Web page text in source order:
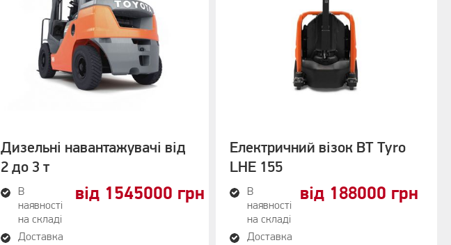
Дизельні навантажувачі від
2 до 3 т
В
наявності
на складі
Доставка
від 1545000 грн
Електричний візок BT Tyro
LHE 155
В
наявності
на складі
Доставка
від 188000 грн